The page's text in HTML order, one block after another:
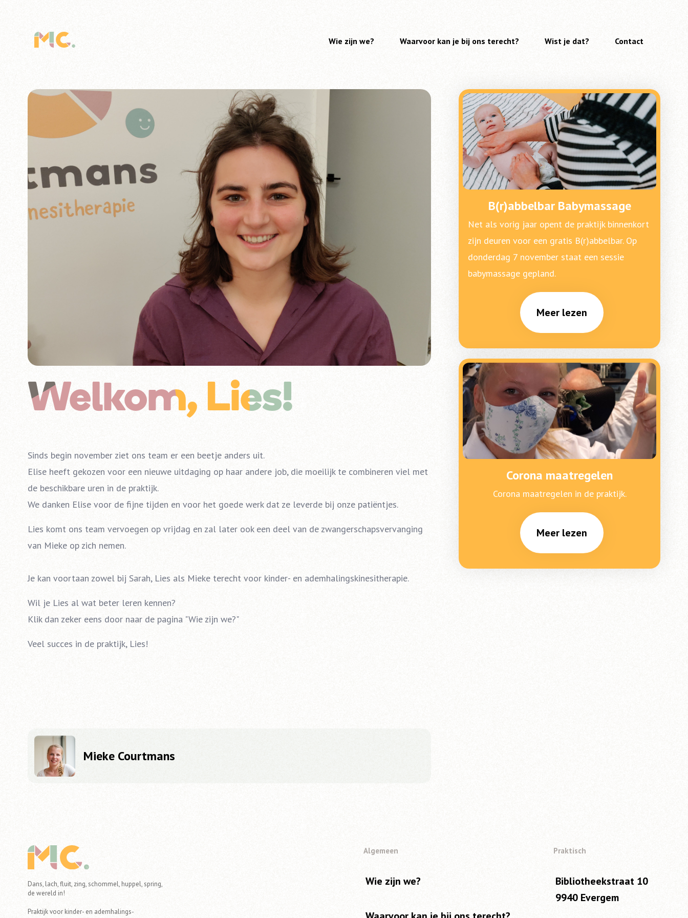
Wie zijn we? Waarvoor kan je bij ons terecht? Wist je dat? Contact
Welkom, Lies!
Sinds begin november ziet ons team er een beetje anders uit.
Elise heeft gekozen voor een nieuwe uitdaging op haar andere job, die moeilijk te combineren viel met
de beschikbare uren in de praktijk.
We danken Elise voor de fijne tijden en voor het goede werk dat ze leverde bij onze patiëntjes.
Lies komt ons team vervoegen op vrijdag en zal later ook een deel van de zwangerschapsvervanging
van Mieke op zich nemen.
Je kan voortaan zowel bij Sarah, Lies als Mieke terecht voor kinder- en ademhalingskinesitherapie.
Wil je Lies al wat beter leren kennen?
Klik dan zeker eens door naar de pagina "Wie zijn we?"
Veel succes in de praktijk, Lies!
Mieke Courtmans
B(r)abbelbar Babymassage
Net als vorig jaar opent de praktijk binnenkort
zijn deuren voor een gratis B(r)abbelbar. Op
donderdag 7 november staat een sessie
babymassage gepland.
Meer lezen
Corona maatregelen
Corona maatregelen in de praktijk.
Meer lezen
Dans, lach, fluit, zing, schommel, huppel, spring,
de wereld in!
Praktijk voor kinder- en ademhalings-
Algemeen
Wie zijn we?
Praktisch
Bibliotheekstraat 10
9940 Evergem